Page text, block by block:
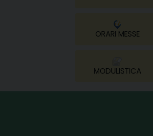
ORARI MESSE
MODULISTICA